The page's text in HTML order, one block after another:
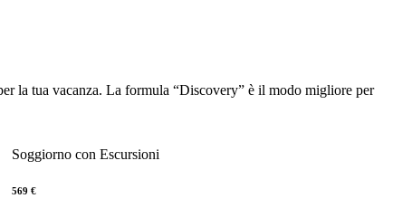
la tua vacanza. La formula “Discovery” è il modo migliore per
Soggiorno con Escursioni
569 €